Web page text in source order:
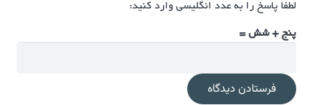
لطفا پاسخ را به عدد انگلیسی وارد کنید:
پنج + شش =
فرستادن دیدگاه